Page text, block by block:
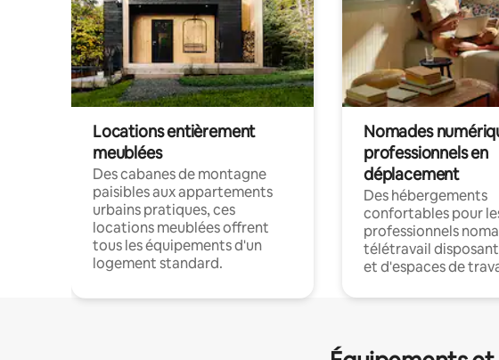
Locations entièrement
meublées
Des cabanes de montagne
paisibles aux appartements
urbains pratiques, ces
locations meublées offrent
tous les équipements d'un
logement standard.
Nomades
professionnels en
déplacement
Des hébergements
confortables pour
professionnels
télétravail
et d'espaces de